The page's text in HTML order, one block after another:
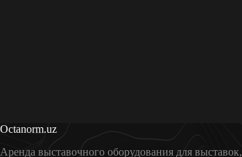
Octanorm.uz
Аренда выставочного оборудования для выставок,